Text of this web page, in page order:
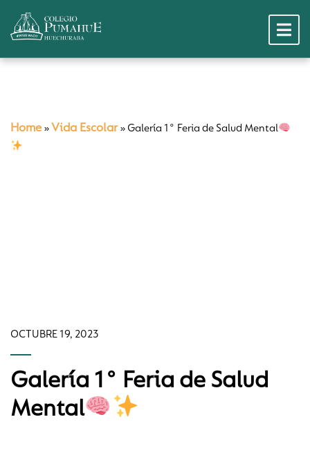
Home » Vida Escolar» Galería 1° Feria de Salud Mental
OCTUBRE 19, 2023
Galería 1° Feria de Salud
Mental